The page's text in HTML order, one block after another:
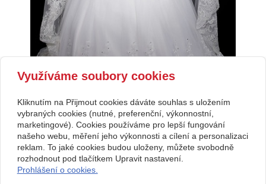
Kontakt
Svatební studio Forever
Nekonečná 1024, 123 00
Praha
+420 123 456 789
Využíváme soubory cookies
Kliknutím na Přijmout cookies dáváte souhlas s uložením
vybraných cookies (nutné, preferenční, výkonnostní,
marketingové). Cookies používáme pro lepší fungování
našeho webu, měření jeho výkonnosti a cílení a personalizaci
reklam. To jaké cookies budou uloženy, můžete svobodně
rozhodnout pod tlačítkem Upravit nastavení.
Prohlášení o cookies.